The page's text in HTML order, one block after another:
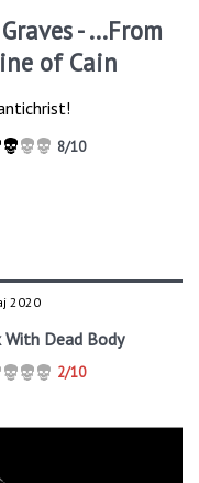
- ...From
of Cain
8/10
2020
With Dead Body
2/10